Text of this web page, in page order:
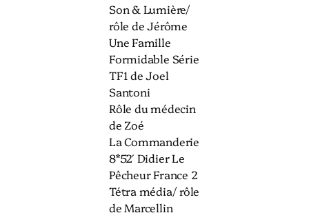
Son & Lumière/
rôle de Jérôme
Une Famille
Formidable Série
TF1 de Joel
Santoni
Rôle du médecin
de Zoé
La Commanderie
8*52′ Didier Le
Pêcheur France 2
Tétra média/ rôle
de Marcellin